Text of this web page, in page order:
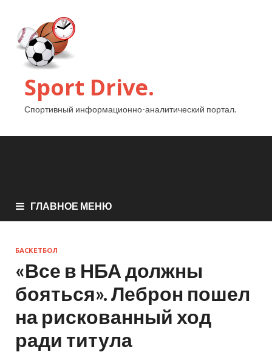
Sport Drive.
Спортивный информационно-аналитический портал.
ГЛАВНОЕ МЕНЮ
БАСКЕТБОЛ
«Все в НБА должны
бояться». Леброн пошел
на рискованный ход
ради титула